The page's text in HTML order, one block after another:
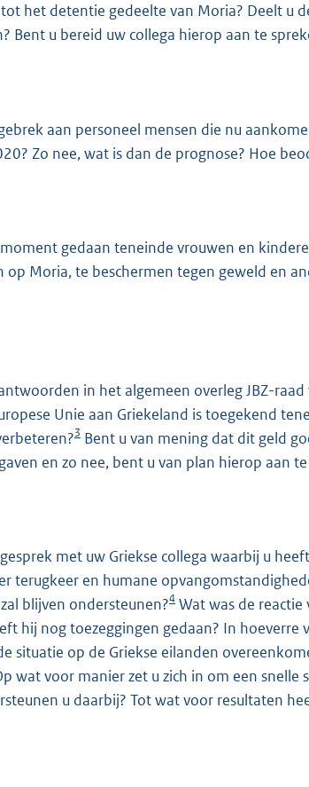
het detentie gedeelte van Moria? Deelt u
Bent u bereid uw collega hierop aan te
aan personeel mensen die nu
Zo nee, wat is dan de prognose? Hoe
gedaan teneinde vrouwen en
op Moria, te beschermen tegen geweld en
in het algemeen overleg JBZ-
Unie aan Griekeland is toegekend
3 Bent u van mening dat dit geld
en zo nee, bent u van plan hierop aan
met uw Griekse collega waarbij u
terugkeer en humane
blijven ondersteunen?4 Wat was de
hij nog toezeggingen gedaan? In
situatie op de Griekse eilanden
wat voor manier zet u zich in om een snelle
u daarbij? Tot wat voor resultaten